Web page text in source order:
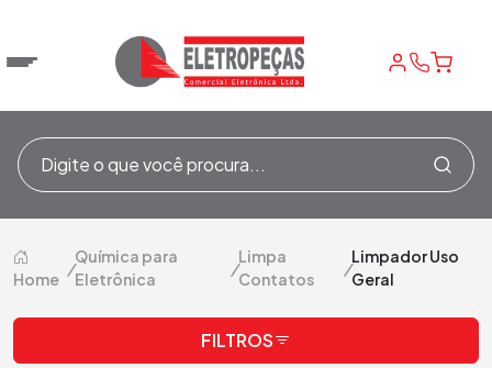
Home
/
Química para
Eletrônica
/
Limpa
Contatos
/
Limpador Uso
Geral
FILTROS